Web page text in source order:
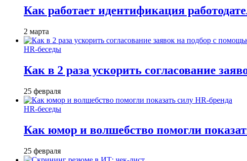
Как работает идентификация
2 марта
HR-беседы
Как в 2 раза ускорить согласование
25 февраля
HR-беседы
Как юмор и волшебство помогли
25 февраля